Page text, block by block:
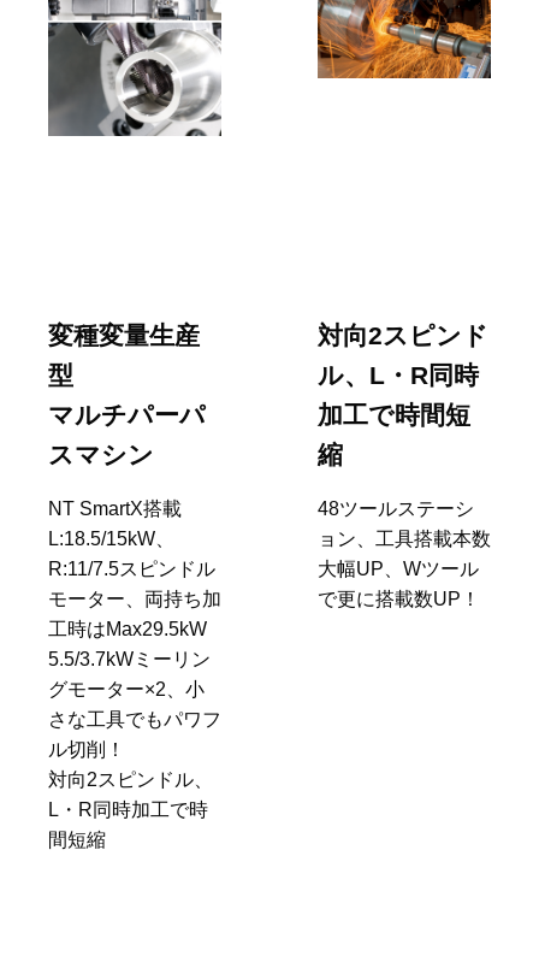
変種変量生産
型
マルチパーパ
スマシン
NT SmartX搭載
L:18.5/15kW、
R:11/7.5スピンドル
モーター、両持ち加
工時はMax29.5kW
5.5/3.7kWミーリン
グモーター×2、小
さな工具でもパワフ
ル切削！
対向2スピンドル、
L・R同時加工で時
対向2スピンド
ル、L・R同時
加工で時間短
縮
48ツールステーシ
ョン、工具搭載本数
大幅UP、Wツール
で更に搭載数UP！